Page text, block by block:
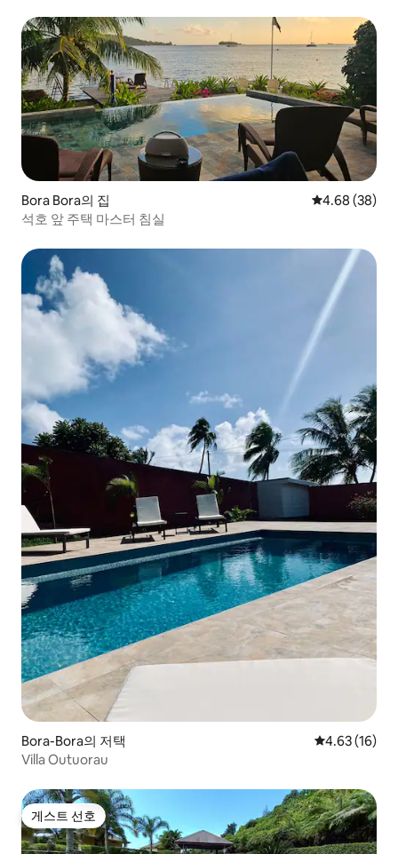
Bora Bora의 집 평점 4.68점(5
4.68 (38)
석호 앞 주택 마스터 침실
Bora-Bora의 저택 평점 4.63점
4.63 (16)
Villa Outuorau
게스트 선호
게스트 선호